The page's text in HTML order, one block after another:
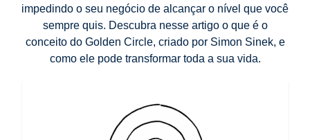
impedindo o seu negócio de alcançar o nível que você
sempre quis. Descubra nesse artigo o que é o
conceito do Golden Circle, criado por Simon Sinek, e
como ele pode transformar toda a sua vida.